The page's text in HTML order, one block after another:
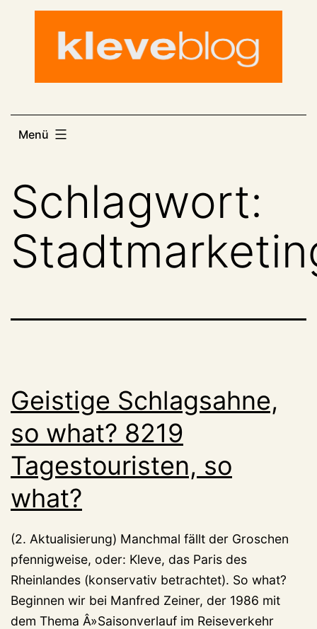
Menü
Schlagwort:
Geistige Schlagsahne,
so what? 8219
Tagestouristen, so
what?
(2. Aktualisierung) Manchmal fällt der Groschen
pfennigweise, oder: Kleve, das Paris des
Rheinlandes (konservativ betrachtet). So what?
Beginnen wir bei Manfred Zeiner, der 1986 mit
dem Thema Â»Saisonverlauf im Reiseverkehr